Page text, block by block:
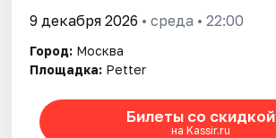
9 декабря 2026 • среда • 22:00
Город: Москва
Площадка: Petter
Билеты со скидкой
на Kassir.ru